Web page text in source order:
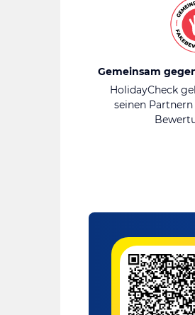
Gemeinsam
HolidayCheck
seinen